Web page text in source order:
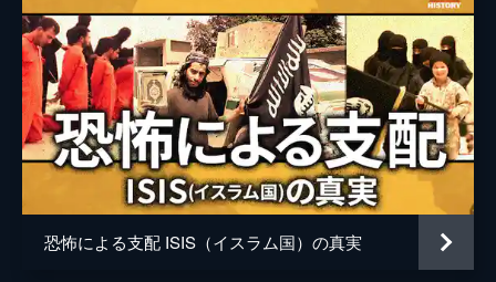
恐怖による支配 ISIS（イスラム国）の真実